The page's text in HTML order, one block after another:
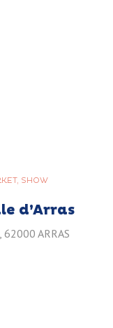
SHOW
d’Arras
62000 ARRAS